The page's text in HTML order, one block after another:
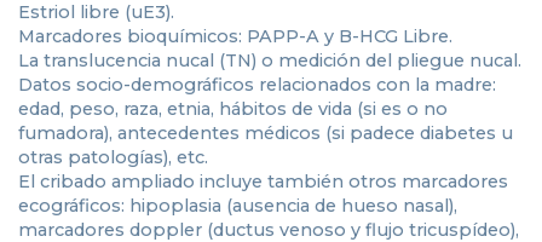
Estriol libre (uE3).
Marcadores bioquímicos: PAPP-A y B-HCG Libre.
La translucencia nucal (TN) o medición del pliegue nucal.
Datos socio-demográficos relacionados con la madre:
edad, peso, raza, etnia, hábitos de vida (si es o no
fumadora), antecedentes médicos (si padece diabetes u
otras patologías), etc.
El cribado ampliado incluye también otros marcadores
ecográficos: hipoplasia (ausencia de hueso nasal),
marcadores doppler (ductus venoso y flujo tricuspídeo),